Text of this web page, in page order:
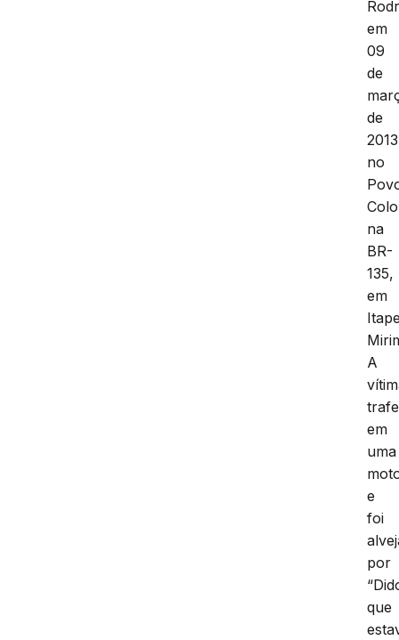
em
09
de
de
no
na
BR-
135,
em
A
em
uma
e
foi
por
que